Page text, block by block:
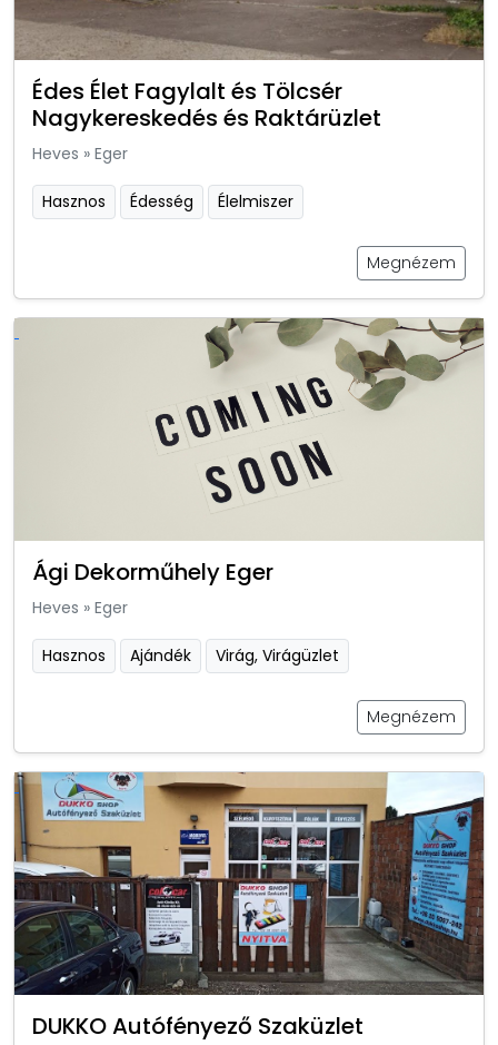
Édes Élet Fagylalt és Tölcsér
Nagykereskedés és Raktárüzlet
Heves » Eger
Hasznos Édesség Élelmiszer
Megnézem
Ági Dekorműhely Eger
Heves » Eger
Hasznos Ajándék Virág, Virágüzlet
Megnézem
DUKKO Autófényező Szaküzlet